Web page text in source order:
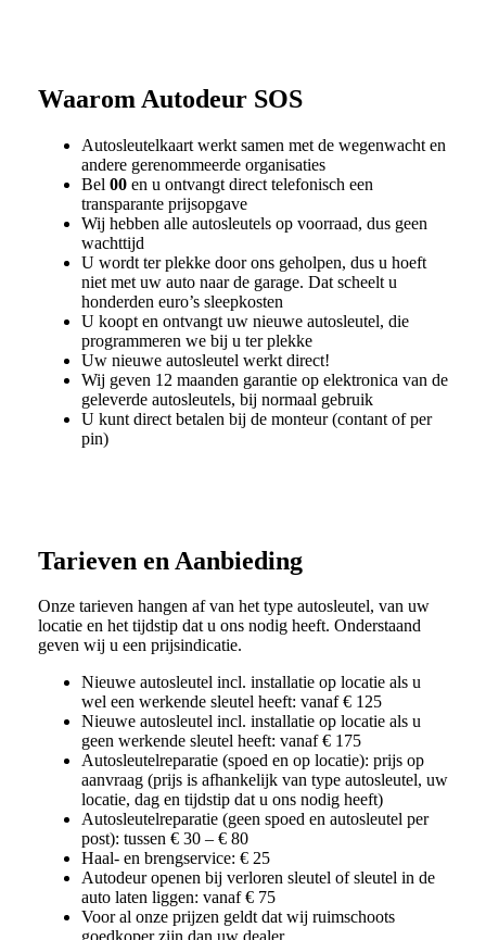
Waarom Autodeur SOS
Autosleutelkaart werkt samen met de wegenwacht en
andere gerenommeerde organisaties
Bel 00en u ontvangt direct telefonisch een
transparante prijsopgave
Wij hebben alle autosleutels op voorraad, dus geen
wachttijd
U wordt ter plekke door ons geholpen, dus u hoeft
niet met uw auto naar de garage. Dat scheelt u
honderden euro’s sleepkosten
U koopt en ontvangt uw nieuwe autosleutel, die
programmeren we bij u ter plekke
Uw nieuwe autosleutel werkt direct!
Wij geven 12 maanden garantie op elektronica van de
geleverde autosleutels, bij normaal gebruik
U kunt direct betalen bij de monteur (contant of per
pin)
Tarieven en Aanbieding
Onze tarieven hangen af van het type autosleutel, van uw
locatie en het tijdstip dat u ons nodig heeft. Onderstaand
geven wij u een prijsindicatie.
Nieuwe autosleutel incl. installatie op locatie als u
wel een werkende sleutel heeft: vanaf € 125
Nieuwe autosleutel incl. installatie op locatie als u
geen werkende sleutel heeft: vanaf € 175
Autosleutelreparatie (spoed en op locatie): prijs op
aanvraag (prijs is afhankelijk van type autosleutel, uw
locatie, dag en tijdstip dat u ons nodig heeft)
Autosleutelreparatie (geen spoed en autosleutel per
post): tussen € 30 – € 80
Haal- en brengservice: € 25
Autodeur openen bij verloren sleutel of sleutel in de
auto laten liggen: vanaf € 75
Voor al onze prijzen geldt dat wij ruimschoots